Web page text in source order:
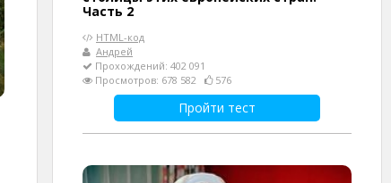
Часть 2
HTML-код
Андрей
Прохождений: 402 091
Просмотров: 678 582
576
Пройти тест